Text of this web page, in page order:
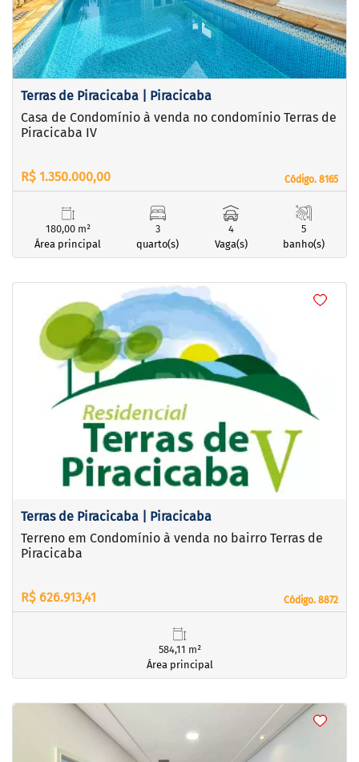
Terras de Piracicaba | Piracicaba
Código. 8165
Código. 8165
Casa de Condomínio à venda no condomínio Terras de
Piracicaba IV
R$ 1.350.000,00
180,00 m²
Área principal
3
quarto(s)
4
Vaga(s)
5
banho(s)
Previous
Terras de Piracicaba | Piracicaba
Código. 8872
Código. 8872
Terreno em Condomínio à venda no bairro Terras de
Piracicaba
R$ 626.913,41
584,11 m²
Área principal